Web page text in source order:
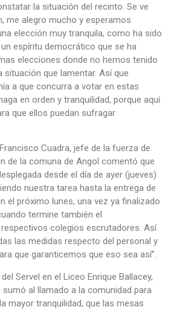
la situación del recinto. Se ve
me alegro mucho y esperamos
elección muy tranquila, como ha sido
espíritu democrático que se ha
elecciones donde no hemos tenido
situación que lamentar. Así que
a que concurra a votar en estas
en orden y tranquilidad, porque aquí
que ellos puedan sufragar
Cuadra, jefe de la fuerza de
de la comuna de Angol comentó que
desde el día de ayer (jueves)
nuestra tarea hasta la entrega de
el próximo lunes, una vez ya finalizado
termine también el
colegios escrutadores. Así
las medidas respecto del personal y
que garanticemos que eso sea así”.
Servel en el Liceo Enrique Ballacey,
al llamado a la comunidad para
mayor tranquilidad, que las mesas